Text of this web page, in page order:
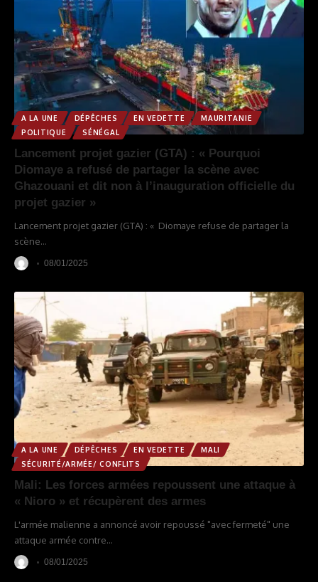
A LA UNE DÉPÊCHES EN VEDETTE
MAURITANIE
POLITIQUE
SÉNÉGAL
Lancement projet gazier (GTA) : « Pourquoi
Diomaye a refusé de partager la scène avec
Ghazouani et dit non à l’inauguration officielle du
projet gazier »
Lancement projet gazier (GTA) : « Diomaye refuse de partager la
scène…
08/01/2025
A LA UNE DÉPÊCHES EN VEDETTE
MALI
SÉCURITÉ/ARMÉE/ CONFLITS
Mali: Les forces armées repoussent une attaque à
« Nioro » et récupèrent des armes
L'armée malienne a annoncé avoir repoussé "avec fermeté" une
attaque armée contre…
08/01/2025